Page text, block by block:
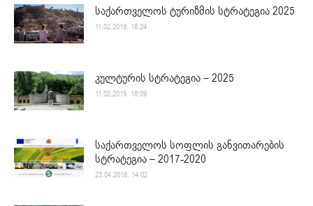
საქართველოს ტურიზმის სტრატეგია 2025
11.02.2019. 18:24
კულტურის სტრატეგია – 2025
11.02.2019. 18:09
საქართველოს სოფლის განვითარების
სტრატეგია – 2017-2020
23.04.2018. 14:02